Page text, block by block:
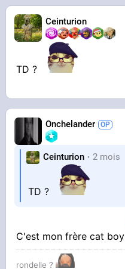
Ceinturion
TD ?
Onchelander
Ceinturion 2 mois
TD ?
C'est mon frère cat
rondelle ?